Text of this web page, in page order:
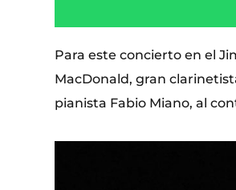
Para este concierto en el
MacDonald, gran
pianista Fabio Miano, al